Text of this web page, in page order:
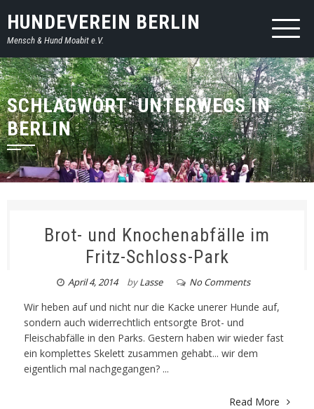
HUNDEVEREIN BERLIN
Mensch & Hund Moabit e.V.
SCHLAGWORT: UNTERWEGS IN
BERLIN
Brot- und Knochenabfälle im
Fritz-Schloss-Park
April 4, 2014 byLasse No Comments
Wir heben auf und nicht nur die Kacke unerer Hunde auf,
sondern auch widerrechtlich entsorgte Brot- und
Fleischabfälle in den Parks. Gestern haben wir wieder fast
ein komplettes Skelett zusammen gehabt... wir dem
eigentlich mal nachgegangen? ...
Read More